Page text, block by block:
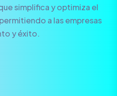
simplifica y optimiza el
a las empresas
y éxito.